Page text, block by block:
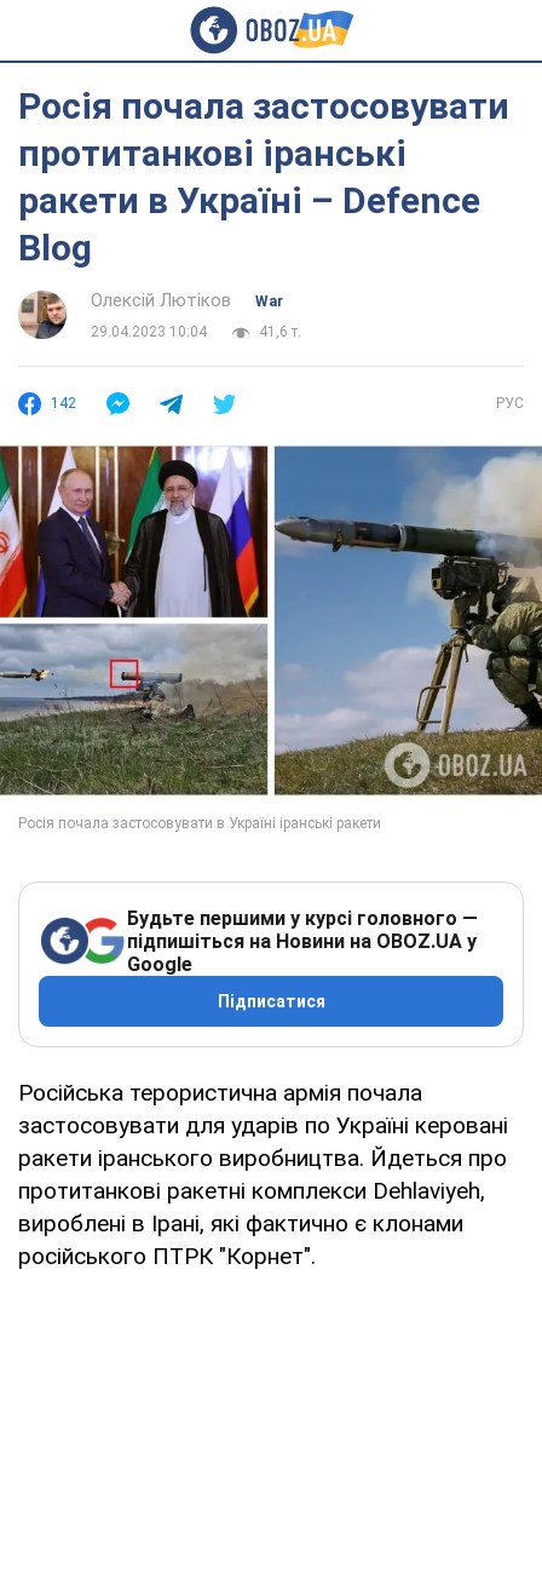
Росія почала застосовувати
протитанкові іранські
ракети в Україні – Defence
Blog
Олексій Лютіков
War
29.04.2023 10:04
41,6 т.
142 РУС
Будьте першими у курсі головного —
підпишіться на Новини на OBOZ.UA у
Google
Підписатися
Російська терористична армія почала
застосовувати для ударів по Україні керовані
ракети іранського виробництва. Йдеться про
протитанкові ракетні комплекси Dehlaviуeh,
вироблені в Ірані, які фактично є клонами
російського ПТРК "Корнет".